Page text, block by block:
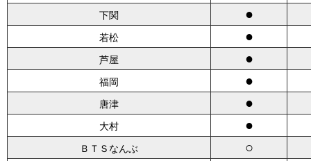
下関 ●
若松 ●
芦屋 ●
福岡 ●
唐津 ●
大村 ●
ＢＴＳなんぶ ○